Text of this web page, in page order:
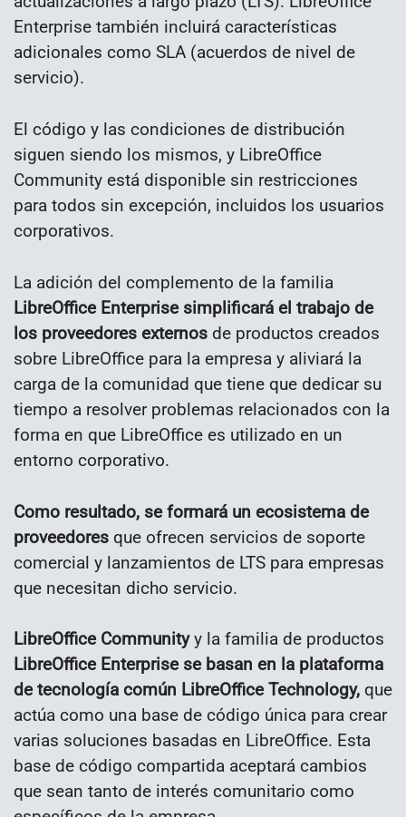
Enterprise también incluirá características
adicionales como SLA (acuerdos de nivel de
servicio).
El código y las condiciones de distribución
siguen siendo los mismos, y LibreOffice
Community está disponible sin restricciones
para todos sin excepción, incluidos los usuarios
corporativos.
La adición del complemento de la familia
LibreOffice Enterprise simplificará el trabajo de
los proveedores externos de productos creados
sobre LibreOffice para la empresa y aliviará la
carga de la comunidad que tiene que dedicar su
tiempo a resolver problemas relacionados con la
forma en que LibreOffice es utilizado en un
entorno corporativo.
Como resultado, se formará un ecosistema de
proveedores que ofrecen servicios de soporte
comercial y lanzamientos de LTS para empresas
que necesitan dicho servicio.
LibreOffice Communityy la familia de productos
LibreOffice Enterprise se basan en la plataforma
de tecnología común LibreOffice Technology, que
actúa como una base de código única para crear
varias soluciones basadas en LibreOffice. Esta
base de código compartida aceptará cambios
que sean tanto de interés comunitario como